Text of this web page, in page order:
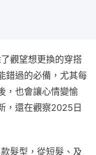
觀望想更換的穿搭
錯過的必備，尤其每
，也會讓心情變愉
，還在觀察2025日
髮型，從短髮、及